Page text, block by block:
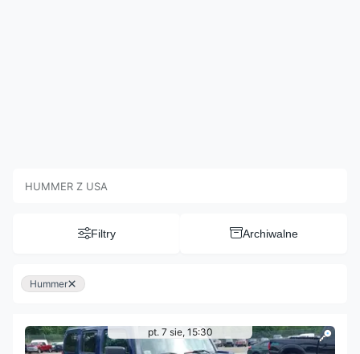
HUMMER Z USA
Hummer×
Filtry Archiwalne
pt. 7 sie, 15:30